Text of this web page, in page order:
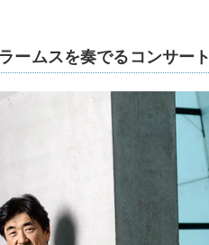
ームスを奏でるコンサート